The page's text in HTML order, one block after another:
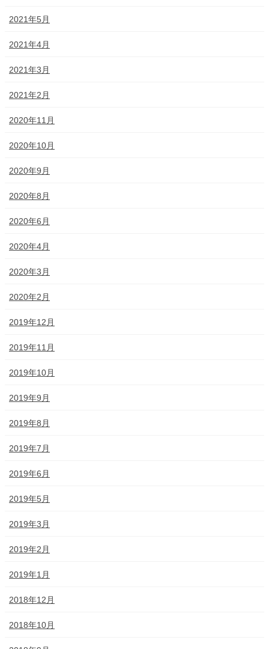
2021年5月
2021年4月
2021年3月
2021年2月
2020年11月
2020年10月
2020年9月
2020年8月
2020年6月
2020年4月
2020年3月
2020年2月
2019年12月
2019年11月
2019年10月
2019年9月
2019年8月
2019年7月
2019年6月
2019年5月
2019年3月
2019年2月
2019年1月
2018年12月
2018年10月